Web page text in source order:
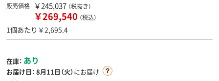
販売価格 ￥245,037 （税抜き）
￥269,540 （税込）
1個あたり￥2,695.4
在庫： あり
お届け日： 8月11日（火）にお届け